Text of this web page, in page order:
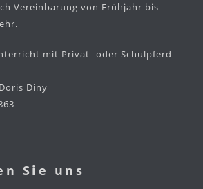
Vereinbarung von Frühjahr bis
mit Privat- oder Schulpferd
Diny
Sie uns